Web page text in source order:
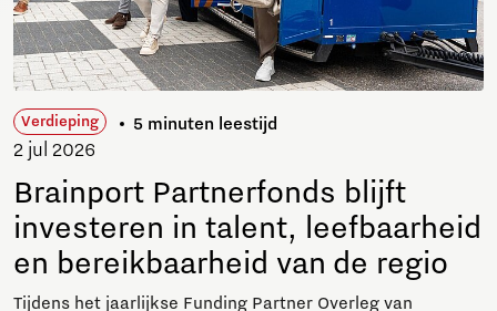
Verdieping 5 minuten leestijd
2 jul 2026
Brainport Partnerfonds blijft
investeren in talent, leefbaarheid
en bereikbaarheid van de regio
Tijdens het jaarlijkse Funding Partner Overleg van